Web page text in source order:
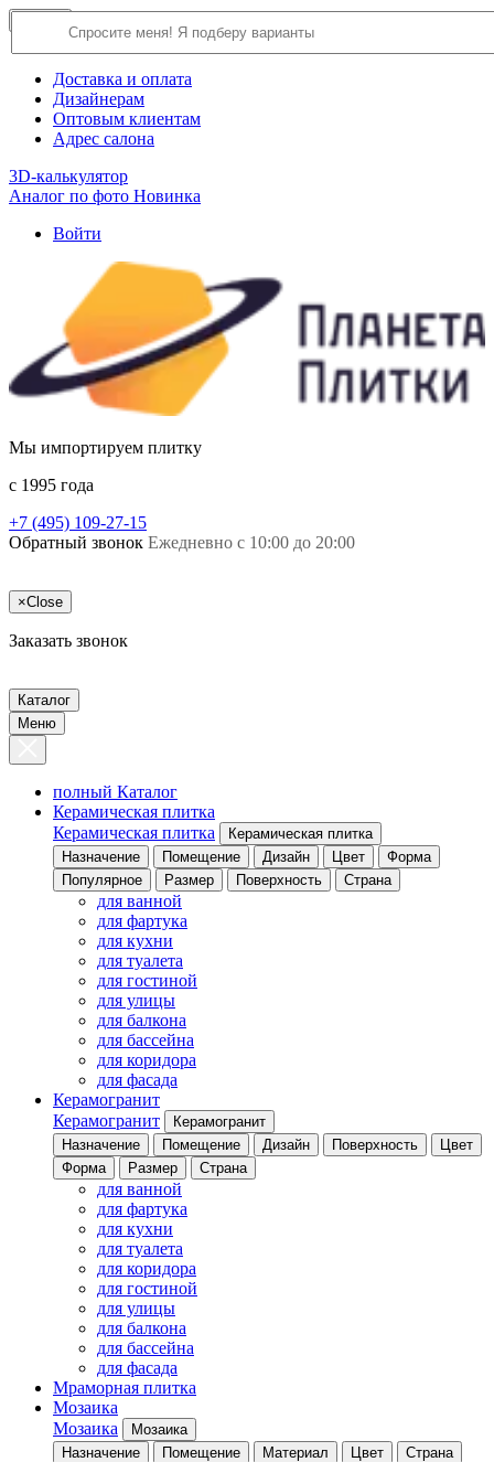
О компании
Доставка и оплата
Дизайнерам
Оптовым клиентам
Адрес салона
3D-калькулятор
Аналог по фото Новинка
Войти
Мы импортируем плитку
c 1995 года
+7 (495) 109-27-15
Обратный звонок Ежедневно с 10:00 до 20:00
×Close
Заказать звонок
Каталог
Меню
полный Каталог
Керамическая плитка
Керамическая плитка
Керамическая плитка
Назначение
Помещение Дизайн Цвет
Форма
Популярное
Размер Поверхность Страна
для ванной
для фартука
для кухни
для туалета
для гостиной
для улицы
для балкона
для бассейна
для коридора
для фасада
Керамогранит
Керамогранит
Керамогранит
Назначение
Помещение Дизайн Поверхность
Цвет
Форма
Размер Страна
для ванной
для фартука
для кухни
для туалета
для коридора
для гостиной
для улицы
для балкона
для бассейна
для фасада
Мраморная плитка
Мозаика
Мозаика
Мозаика
Назначение
Помещение Материал Цвет Страна